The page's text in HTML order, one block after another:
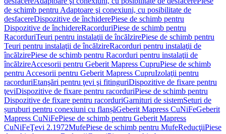
de schimb pentru Adaptoare şi conexiuni, cu posibilitate de
desfacereDispozitive de închiderePiese de schimb pentru
Dispozitive de închidereRacorduriPiese de schimb pentru
RacorduriTeuri pentru instalaţii de încălzirePiese de schimb pentru
Teuri pentru instalaţii de încălzireRacorduri pentru instalaţii de
încălzirePiese de schimb pentru Racorduri pentru instalaţii de
încălzireAccesorii pentru Geberit Mapress CupruPiese de schimb
pentru Accesorii pentru Geberit Mapress CupruIzolaţii pentru
racorduriEtanşări pentru ţevi şi fitinguriDispozitive de fixare pentru
ţeviDispozitive de fixare pentru racorduriPiese de schimb pentru
Dispozitive de fixare pentru racorduriGarnituri de sistemSeturi de
șuruburi pentru conexiuni cu flanșăGeberit Mapress CuNiFeGeberit
Mapress CuNiFePiese de schimb pentru Geberit Mapress
CuNiFeŢevi 2.1972MufePiese de schimb pentru MufeReducţiiPiese